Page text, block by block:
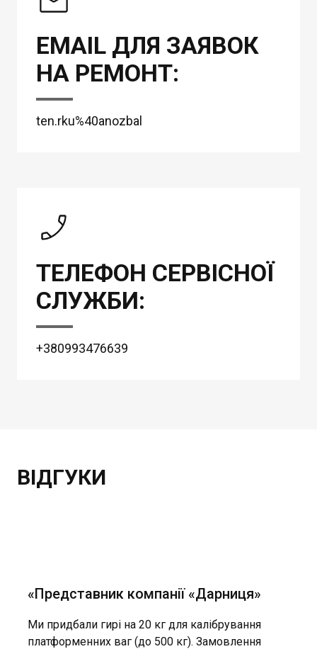
EMAIL ДЛЯ ЗАЯВОК
НА РЕМОНТ:
ten.rku%40anozbal
ТЕЛЕФОН СЕРВІСНОЇ
СЛУЖБИ:
+380993476639
ВІДГУКИ
«Представник компанії «Дарниця»
Ми придбали гирі на 20 кг для калібрування
платформенних ваг (до 500 кг). Замовлення